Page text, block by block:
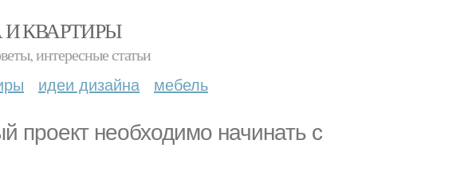
И КВАРТИРЫ
интересные статьи
идеи дизайна мебель
проект необходимо начинать с